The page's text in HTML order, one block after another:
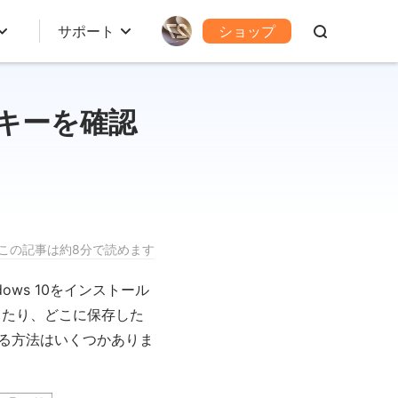
サポート ショップ
ーを確認
の記事は約8分で読めます
10をインストール
り、どこに保存した
方法はいくつかありま